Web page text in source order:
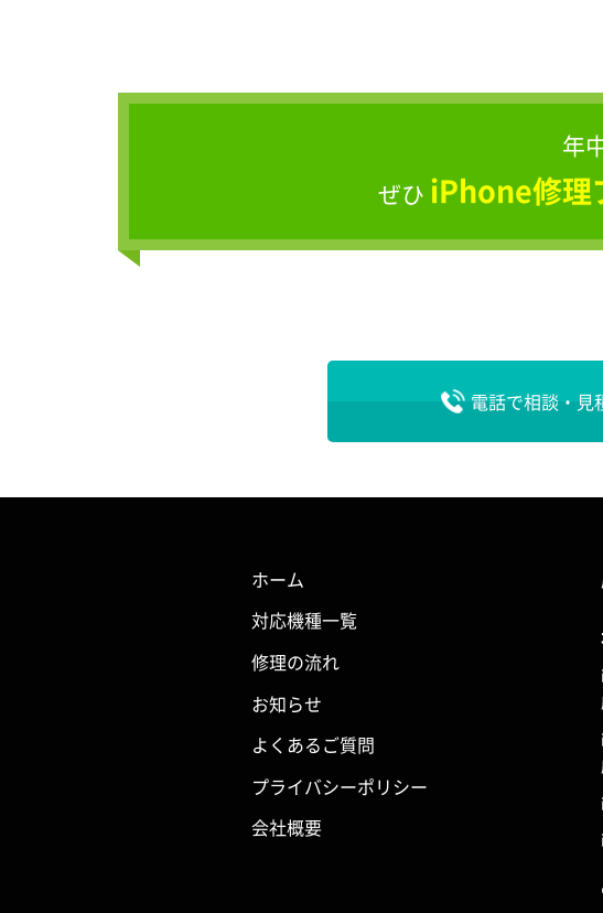
年
ぜひ iPhone修理
電話で相談・見
ホーム
対応機種一覧
修理の流れ
お知らせ
よくあるご質問
プライバシーポリシー
会社概要